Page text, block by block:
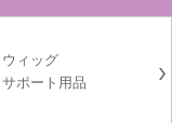
ウィッグ
サポート用品